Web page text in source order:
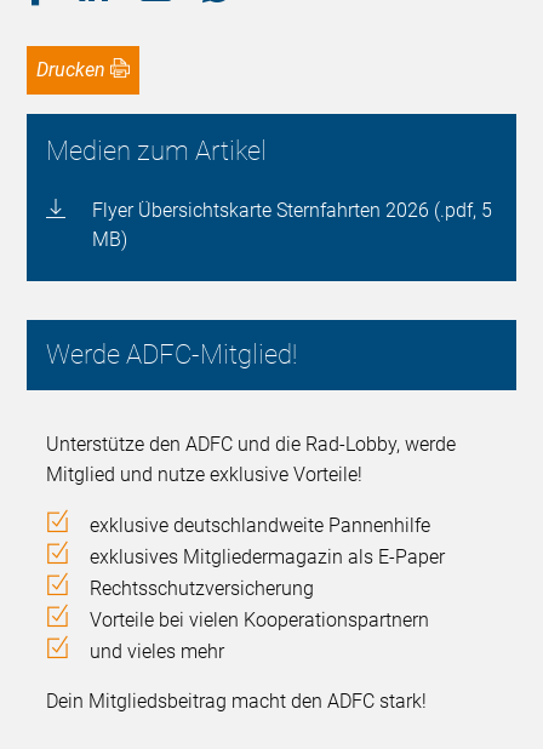
Drucken
Medien zum Artikel
Flyer Übersichtskarte Sternfahrten 2026 (.pdf, 5
MB)
Werde ADFC-Mitglied!
Unterstütze den ADFC und die Rad-Lobby, werde
Mitglied und nutze exklusive Vorteile!
exklusive deutschlandweite Pannenhilfe
exklusives Mitgliedermagazin als E-Paper
Rechtsschutzversicherung
Vorteile bei vielen Kooperationspartnern
und vieles mehr
Dein Mitgliedsbeitrag macht den ADFC stark!